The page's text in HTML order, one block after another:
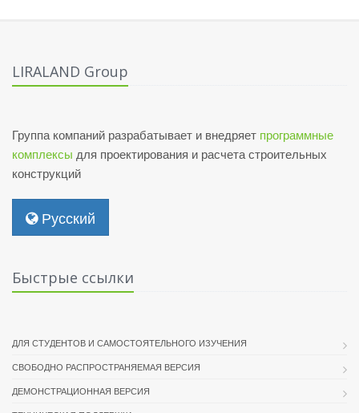
LIRALAND Group
Группа компаний разрабатывает и внедряет программные
комплексы для проектирования и расчета строительных
конструкций
Русский
Быстрые ссылки
ДЛЯ СТУДЕНТОВ И САМОСТОЯТЕЛЬНОГО ИЗУЧЕНИЯ
СВОБОДНО РАСПРОСТРАНЯЕМАЯ ВЕРСИЯ
ДЕМОНСТРАЦИОННАЯ ВЕРСИЯ